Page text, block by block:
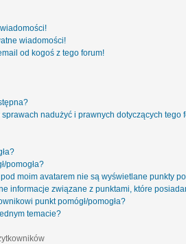
wiadomości!
od kogoś z tego forum!
nadużyć i prawnych dotyczących tego
pomogła?
moim avatarem nie są wyświetlane punkty
informacje związane z punktami, które
punkt pomógł/pomogła?
temacie?